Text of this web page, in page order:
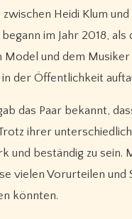
zwischen Heidi Klum
im Jahr 2018,
Model und dem
in der Öffentlichkeit
das Paar bekannt,
ihrer
und beständig zu sein.
vielen Vorurteilen und
könnten.